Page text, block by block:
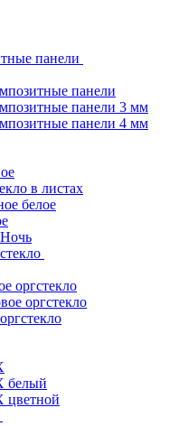
панели
панели
панели 3 мм
панели 4 мм
в листах
белое
оргстекло
оргстекло
белый